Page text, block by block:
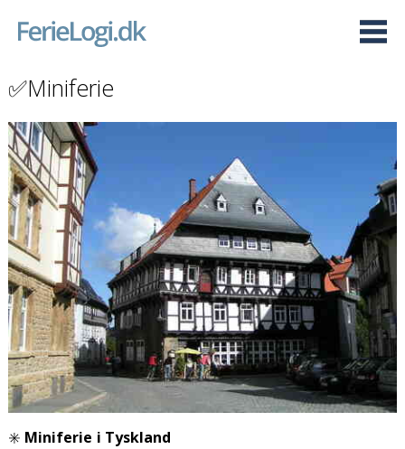
✅Miniferie
✳️ Miniferie i Tyskland